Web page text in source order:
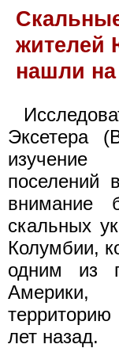
жителей
нашли
Эксетера
изучение
поселений
внимание
скальных
Колумбии,
одним из
территорию
лет назад.